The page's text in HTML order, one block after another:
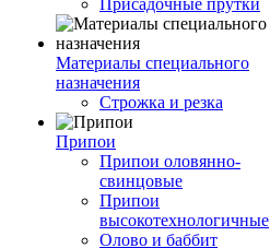
Присадочные прутки
Материалы специального
назначения
Строжка и резка
Припои
Припои оловянно-
свинцовые
Припои
высокотехнологичные
Олово и баббит